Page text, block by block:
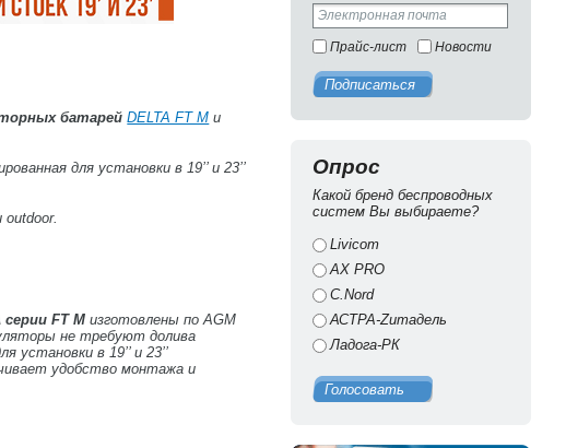
Прайс-лист Новости
Подписаться
Опрос
Какой бренд беспроводных
систем Вы выбираете?
Livicom
AX PRO
C.Nord
АСТРА-Zитадель
Ладога-РК
Голосовать
батарейDELTA FT M и
для установки в 19’’ и 23’’
серии FT Mизготовлены по AGM
не требуют долива
в 19’’ и 23’’
удобство монтажа и